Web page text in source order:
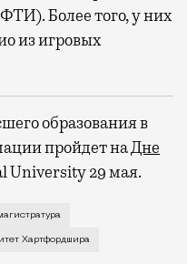
Более того, у них
из игровых
образования в
пройдет наДне
University 29 мая.
признанное во
Хартфордшира